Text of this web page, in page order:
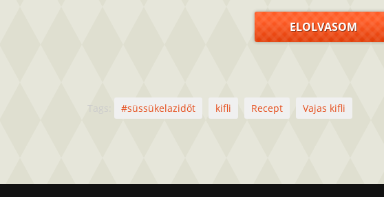
ELOLVASOM
Tags: #süssükelazidőt kifli Recept Vajas kifli